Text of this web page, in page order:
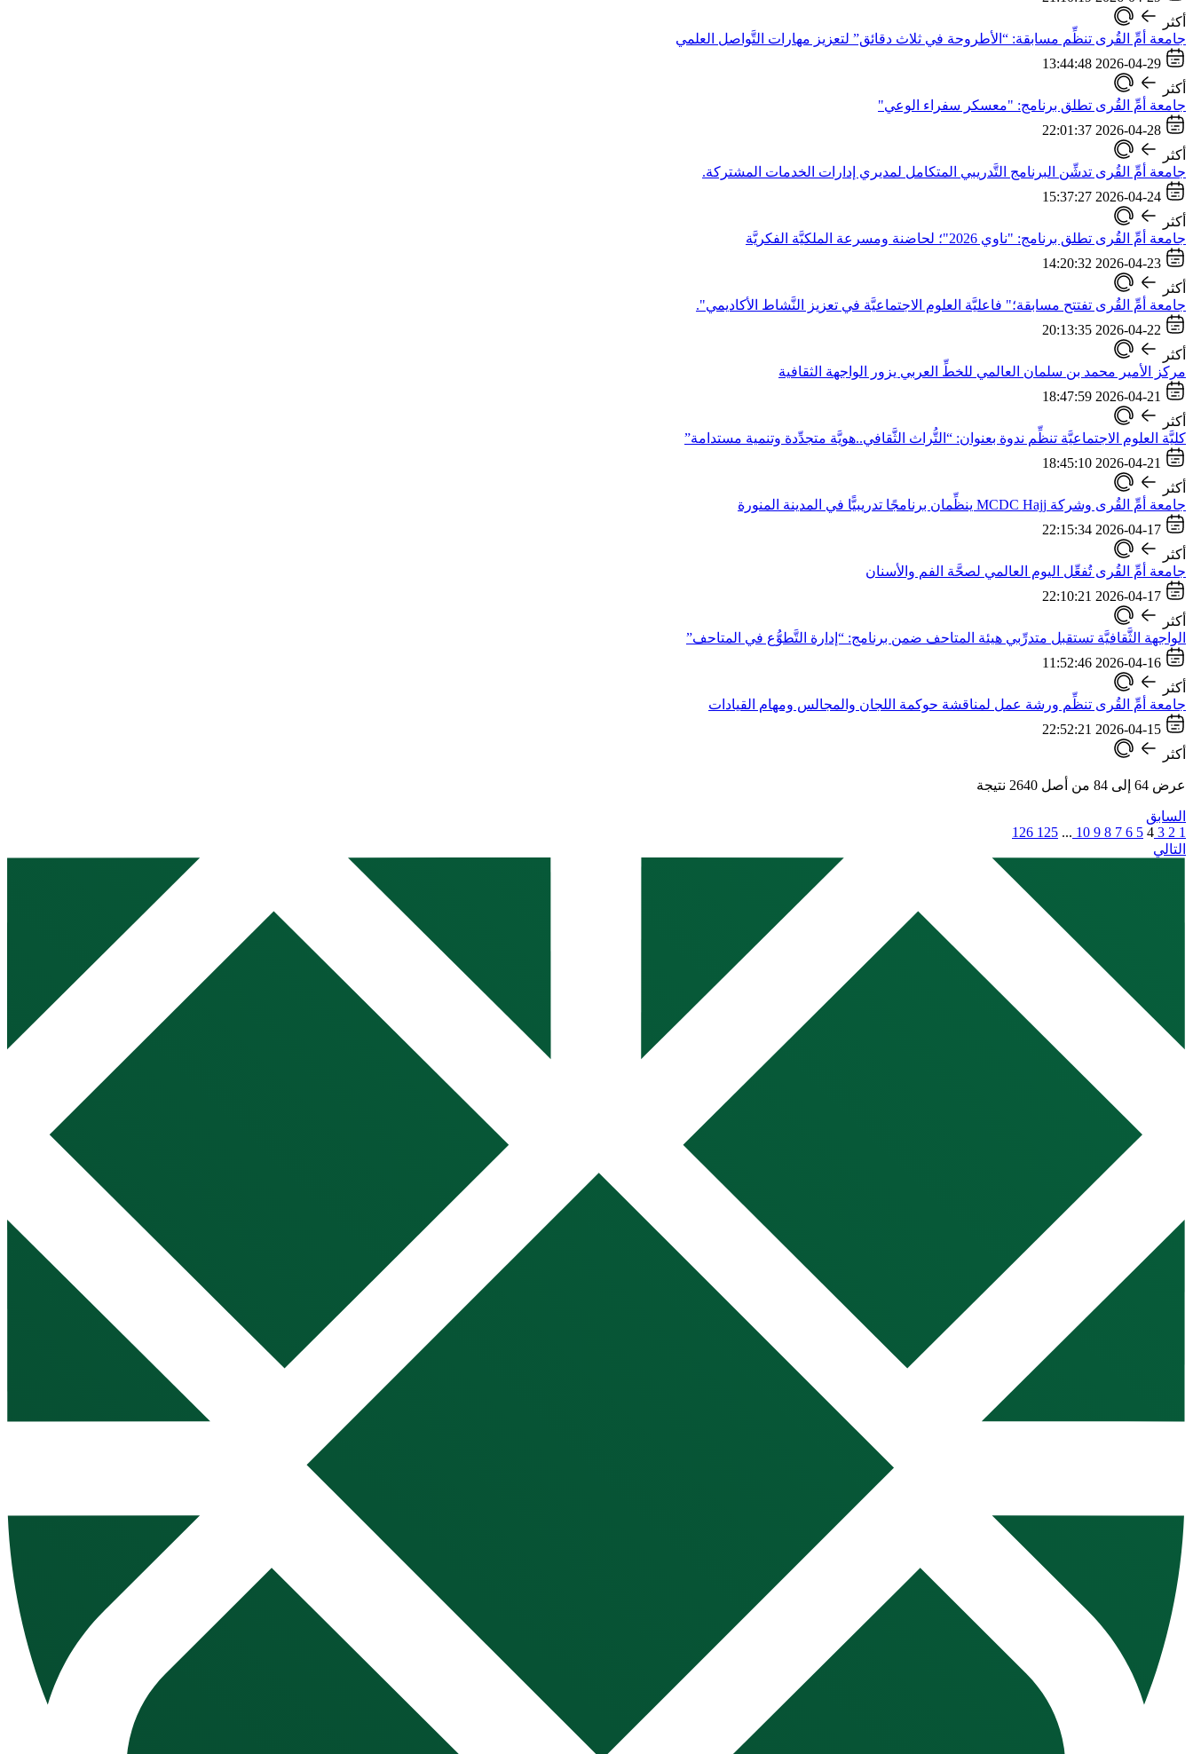
أكثر
جامعة أمِّ القُرى تنظِّم مسابقة: “الأطروحة في ثلاث دقائق” لتعزيز مهارات التَّواصل العلمي
2026-04-29 13:44:48
أكثر
جامعة أمِّ القُرى تطلق برنامج: "معسكر سفراء الوعي"
2026-04-28 22:01:37
أكثر
جامعة أمِّ القُرى تدشِّن البرنامج التَّدريبي المتكامل لمديري إدارات الخدمات المشتركة.
2026-04-24 15:37:27
أكثر
جامعة أمِّ القُرى تطلق برنامج: "ناوي 2026"؛ لحاضنة ومسرعة الملكيَّة الفكريَّة
2026-04-23 14:20:32
أكثر
جامعة أمِّ القُرى تفتتح مسابقة؛" فاعليَّة العلوم الاجتماعيَّة في تعزيز النَّشاط الأكاديمي".
2026-04-22 20:13:35
أكثر
مركز الأمير محمد بن سلمان العالمي للخطِّ العربي يزور الواجهة الثقافية
2026-04-21 18:47:59
أكثر
كليَّة العلوم الاجتماعيَّة تنظِّم ندوة بعنوان: “التُّراث الثَّقافي..هويَّة متجدِّدة وتنمية مستدامة”
2026-04-21 18:45:10
أكثر
جامعة أمِّ القُرى وشركة MCDC Hajj ينظِّمان برنامجًا تدريبيًّا في المدينة المنورة
2026-04-17 22:15:34
أكثر
جامعة أمِّ القُرى تُفعِّل اليوم العالمي لصحَّة الفم والأسنان
2026-04-17 22:10:21
أكثر
الواجهة الثَّقافيَّة تستقبل متدرِّبي هيئة المتاحف ضمن برنامج: “إدارة التَّطوُّع في المتاحف”
2026-04-16 11:52:46
أكثر
جامعة أمِّ القُرى تنظِّم ورشة عمل لمناقشة حوكمة اللجان والمجالس ومهام القيادات
2026-04-15 22:52:21
أكثر
عرض 64 إلى 84 من أصل 2640 نتيجة
السابق
1
2
3
4
5
6
7
8
9
10
...
125
126
التالي